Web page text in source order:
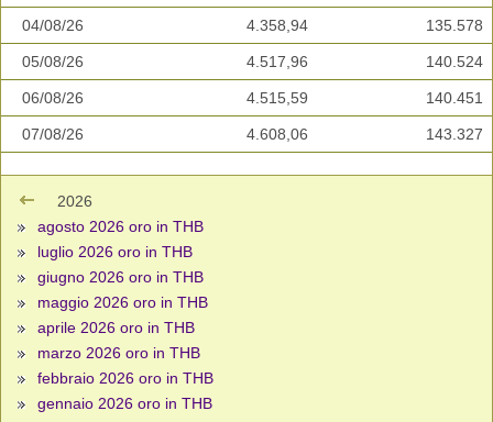
04/08/26 4.358,94 135.578
05/08/26 4.517,96 140.524
06/08/26 4.515,59 140.451
07/08/26 4.608,06 143.327
2026
agosto 2026 oro in THB
luglio 2026 oro in THB
giugno 2026 oro in THB
maggio 2026 oro in THB
aprile 2026 oro in THB
marzo 2026 oro in THB
febbraio 2026 oro in THB
gennaio 2026 oro in THB